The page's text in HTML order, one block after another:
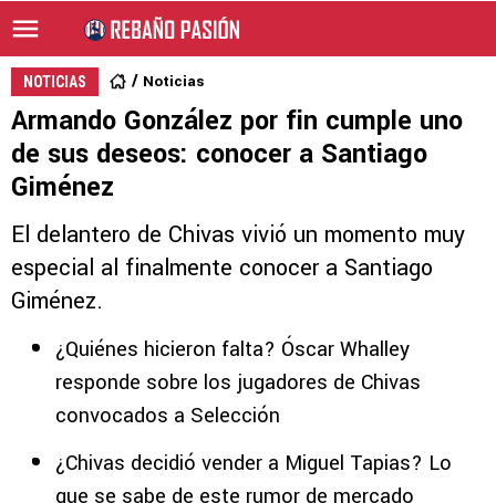
NOTICIAS Noticias
Armando González por fin cumple uno
de sus deseos: conocer a Santiago
Giménez
El delantero de Chivas vivió un momento muy
especial al finalmente conocer a Santiago
Giménez.
¿Quiénes hicieron falta? Óscar Whalley
responde sobre los jugadores de Chivas
convocados a Selección
¿Chivas decidió vender a Miguel Tapias? Lo
que se sabe de este rumor de mercado